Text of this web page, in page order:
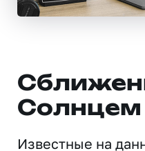
Солнцем
Известные на